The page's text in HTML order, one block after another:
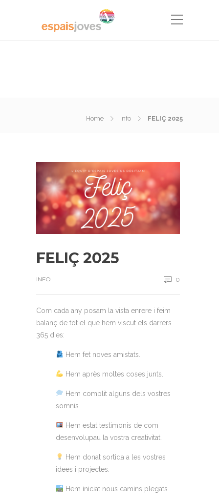
Home info FELIÇ 2025
FELIÇ 2025
INFO 0
Com cada any posam la vista enrere i feim
balanç de tot el que hem viscut els darrers
365 dies:
Hem fet noves amistats.
Hem après moltes coses junts.
Hem complit alguns dels vostres
somnis.
Hem estat testimonis de com
desenvolupau la vostra creativitat.
Hem donat sortida a les vostres
idees i projectes.
Hem iniciat nous camins plegats.